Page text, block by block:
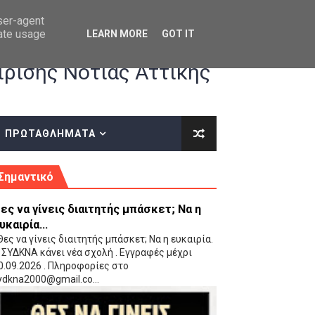
οδηγίες επί του ΚΑΝΟΝΙΣΜΟΥ ΕΓΓΡΑΦΩΝ-ΜΕΤΑΓΡΑΦΩΝ ΤΗΣ
(VIDEO)
Νότιας Αττικής
ΠΡΩΤΑΘΛΗΜΑΤΑ
να γίνεις διαιτητής μπάσκετ; Να η
να γίνεις διαιτητής μπάσκετ; Να η ευκαιρία.
κάνει νέα σχολή . Εγγραφές μέχρι
. Πληροφορίες στο
agent
usage
LEARN MORE GOT IT